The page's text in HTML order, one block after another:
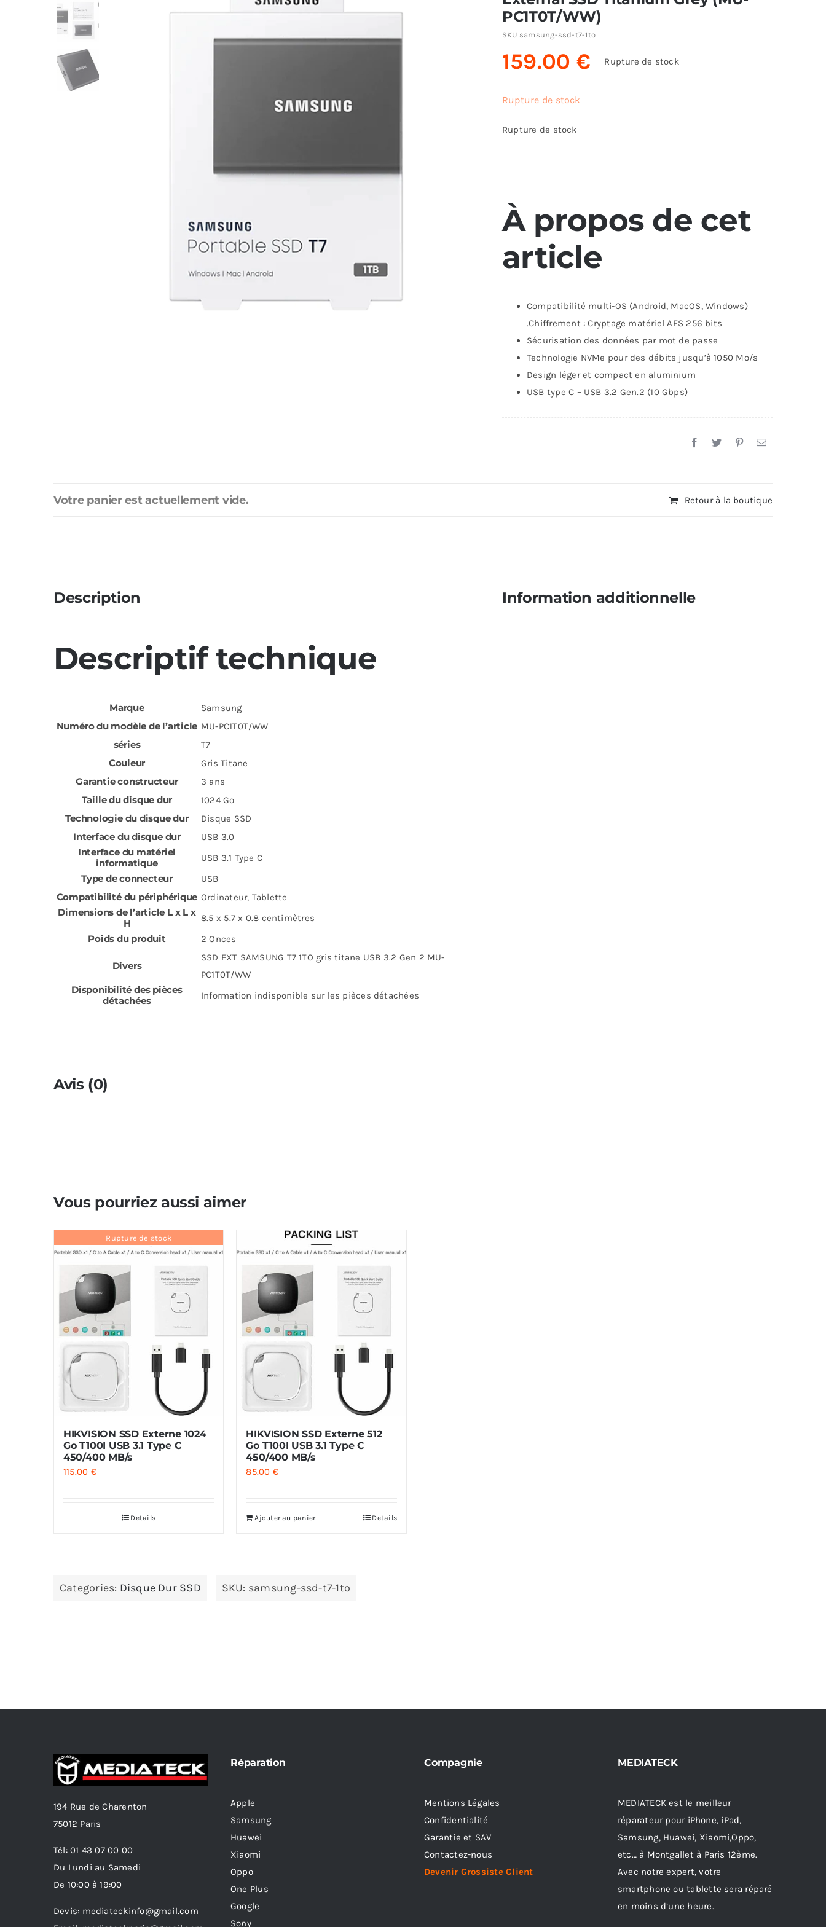
PC1T0T/WW)
SKU samsung-ssd-t7-1to
159.00 € Rupture de stock
Rupture de stock
Rupture de stock
À propos de cet
article
Compatibilité multi-OS (Android, MacOS, Windows)
.Chiffrement : Cryptage matériel AES 256 bits
Sécurisation des données par mot de passe
Technologie NVMe pour des débits jusqu’à 1050 Mo/s
Design léger et compact en aluminium
USB type C – USB 3.2 Gen.2 (10 Gbps)
Votre panier est actuellement vide. Retour à la boutique
Description
Descriptif technique
Marque ‎Samsung
Numéro du modèle de l’article ‎MU-PC1T0T/WW
séries ‎T7
Couleur ‎Gris Titane
Garantie constructeur ‎3 ans
Taille du disque dur ‎1024 Go
Technologie du disque dur ‎Disque SSD
Interface du disque dur ‎USB 3.0
Interface du matériel
informatique
‎USB 3.1 Type C
Type de connecteur ‎USB
Compatibilité du périphérique ‎Ordinateur, Tablette
Dimensions de l’article L x L x
H
‎8.5 x 5.7 x 0.8 centimètres
Poids du produit ‎2 Onces
Divers
‎SSD EXT SAMSUNG T7 1TO gris titane USB 3.2 Gen 2 MU-
PC1T0T/WW
Disponibilité des pièces
détachées
‎Information indisponible sur les pièces détachées
Information additionnelle
Avis (0)
Vous pourriez aussi aimer
Rupture de stock
HIKVISION SSD Externe 1024
Go T100I USB 3.1 Type C
450/400 MB/s
115.00 €
Details
HIKVISION SSD Externe 512
Go T100I USB 3.1 Type C
450/400 MB/s
85.00 €
Ajouter au panier Details
Categories: Disque Dur SSD SKU: samsung-ssd-t7-1to
194 Rue de Charenton
75012 Paris
Tél: 01 43 07 00 00
Du Lundi au Samedi
De 10:00 à 19:00
Devis: mediateckinfo@gmail.com
Réparation
Apple
Samsung
Huawei
Xiaomi
Oppo
One Plus
Google
Sony
Compagnie
Mentions Légales
Confidentialité
Garantie et SAV
Contactez-nous
Devenir Grossiste Client
MEDIATECK
MEDIATECK est le meilleur
réparateur pour iPhone, iPad,
Samsung, Huawei, Xiaomi,Oppo,
etc… à Montgallet à Paris 12ème.
Avec notre expert, votre
smartphone ou tablette sera réparé
en moins d’une heure.